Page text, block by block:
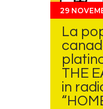
29
La
THE
in